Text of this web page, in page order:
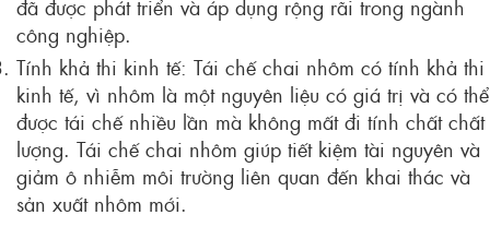
đã được phát triển và áp dụng rộng rãi trong ngành
công nghiệp.
Tính khả thi kinh tế: Tái chế chai nhôm có tính khả thi
kinh tế, vì nhôm là một nguyên liệu có giá trị và có thể
được tái chế nhiều lần mà không mất đi tính chất chất
lượng. Tái chế chai nhôm giúp tiết kiệm tài nguyên và
giảm ô nhiễm môi trường liên quan đến khai thác và
sản xuất nhôm mới.